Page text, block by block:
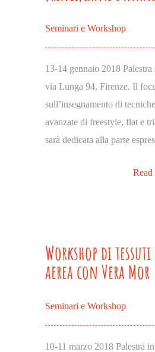
Seminari e Workshop
13-14 gennaio 2018 Palestra
via Lunga 94, Firenze. Il
sull’insegnamento di
avanzate di freestyle, flat e
sarà dedicata alla parte
Workshop di
aerea con Vera Mor
Seminari e Workshop
10-11 marzo 2018 Palestra